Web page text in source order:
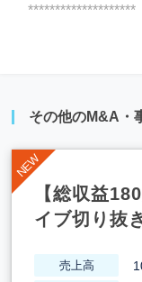
********************
その他のM&A・
【総収益
イブ切り抜
売上高